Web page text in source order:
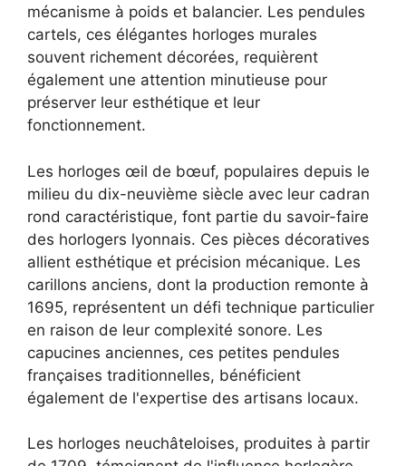
mécanisme à poids et balancier. Les pendules
cartels, ces élégantes horloges murales
souvent richement décorées, requièrent
également une attention minutieuse pour
préserver leur esthétique et leur
fonctionnement.
Les horloges œil de bœuf, populaires depuis le
milieu du dix-neuvième siècle avec leur cadran
rond caractéristique, font partie du savoir-faire
des horlogers lyonnais. Ces pièces décoratives
allient esthétique et précision mécanique. Les
carillons anciens, dont la production remonte à
1695, représentent un défi technique particulier
en raison de leur complexité sonore. Les
capucines anciennes, ces petites pendules
françaises traditionnelles, bénéficient
également de l'expertise des artisans locaux.
Les horloges neuchâteloises, produites à partir